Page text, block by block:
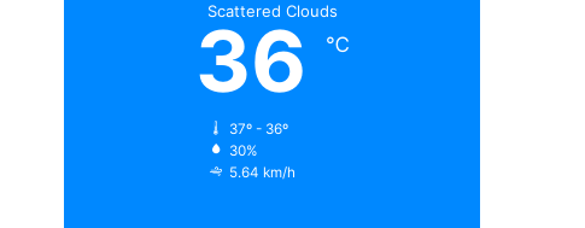
Scattered Clouds
36 ℃
37º - 36º
30%
5.64 km/h